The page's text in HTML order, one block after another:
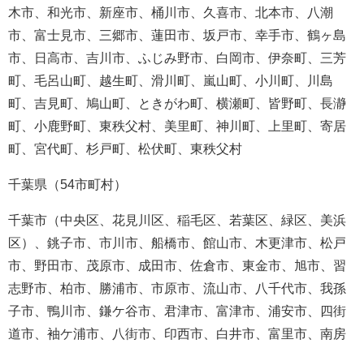
木市、和光市、新座市、桶川市、久喜市、北本市、八潮
市、富士見市、三郷市、蓮田市、坂戸市、幸手市、鶴ヶ島
市、日高市、吉川市、ふじみ野市、白岡市、伊奈町、三芳
町、毛呂山町、越生町、滑川町、嵐山町、小川町、川島
町、吉見町、鳩山町、ときがわ町、横瀬町、皆野町、長瀞
町、小鹿野町、東秩父村、美里町、神川町、上里町、寄居
町、宮代町、杉戸町、松伏町、東秩父村
千葉県（54市町村）
千葉市（中央区、花見川区、稲毛区、若葉区、緑区、美浜
区）、銚子市、市川市、船橋市、館山市、木更津市、松戸
市、野田市、茂原市、成田市、佐倉市、東金市、旭市、習
志野市、柏市、勝浦市、市原市、流山市、八千代市、我孫
子市、鴨川市、鎌ケ谷市、君津市、富津市、浦安市、四街
道市、袖ケ浦市、八街市、印西市、白井市、富里市、南房